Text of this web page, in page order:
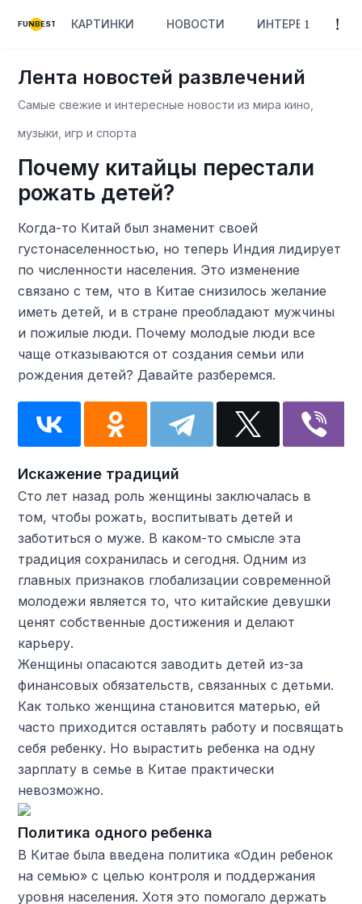
FUNBEST КАРТИНКИ НОВОСТИ ИНТЕРЕСНОЕ
Лента новостей развлечений
Самые свежие и интересные новости из мира кино,
музыки, игр и спорта
Почему китайцы перестали
рожать детей?
Когда-то Китай был знаменит своей
густонаселенностью, но теперь Индия лидирует
по численности населения. Это изменение
связано с тем, что в Китае снизилось желание
иметь детей, и в стране преобладают мужчины
и пожилые люди. Почему молодые люди все
чаще отказываются от создания семьи или
рождения детей? Давайте разберемся.
Искажение традиций
Сто лет назад роль женщины заключалась в
том, чтобы рожать, воспитывать детей и
заботиться о муже. В каком-то смысле эта
традиция сохранилась и сегодня. Одним из
главных признаков глобализации современной
молодежи является то, что китайские девушки
ценят собственные достижения и делают
карьеру.
Женщины опасаются заводить детей из-за
финансовых обязательств, связанных с детьми.
Как только женщина становится матерью, ей
часто приходится оставлять работу и посвящать
себя ребенку. Но вырастить ребенка на одну
зарплату в семье в Китае практически
невозможно.
Политика одного ребенка
В Китае была введена политика «Один ребенок
на семью» с целью контроля и поддержания
уровня населения. Хотя это помогало держать